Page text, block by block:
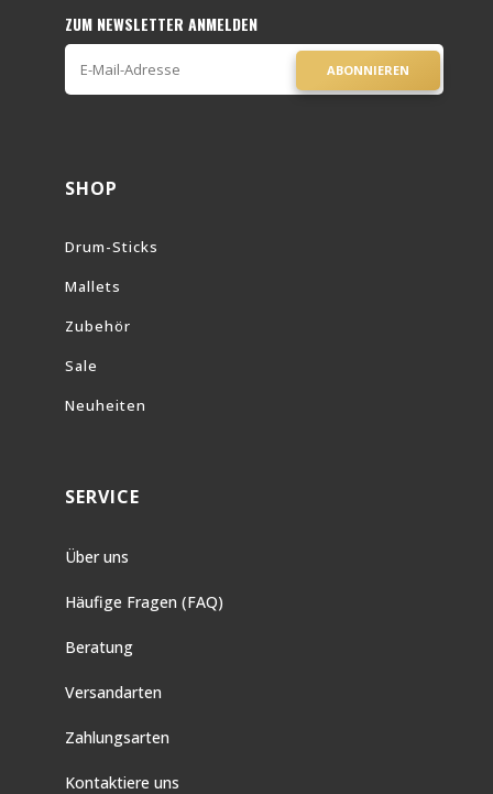
ZUM NEWSLETTER ANMELDEN
ABONNIEREN
SHOP
Drum-Sticks
Mallets
Zubehör
Sale
Neuheiten
SERVICE
Über uns
Häufige Fragen (FAQ)
Beratung
Versandarten
Zahlungsarten
Kontaktiere uns